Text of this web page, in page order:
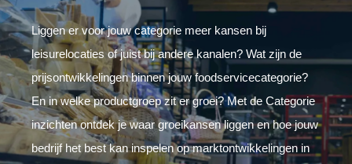
Liggen er voor jouw categorie meer kansen bij
leisurelocaties of juist bij andere kanalen? Wat zijn de
prijsontwikkelingen binnen jouw foodservicecategorie?
En in welke productgroep zit er groei? Met de Categorie
inzichten ontdek je waar groeikansen liggen en hoe jouw
bedrijf het best kan inspelen op marktontwikkelingen in